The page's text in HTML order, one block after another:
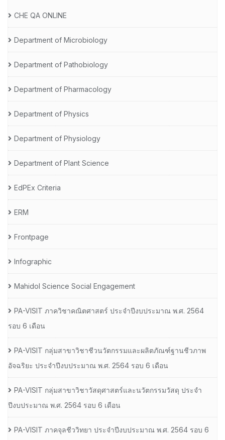
CHE QA ONLINE
Department of Microbiology
Department of Pathobiology
Department of Pharmacology
Department of Physics
Department of Physiology
Department of Plant Science
EdPEx Criteria
ERM
Frontpage
Infographic
Mahidol Science Social Engagement
PA-VISIT ภาควิชาคณิตศาสตร์ ประจำปีงบประมาณ พ.ศ. 2564
รอบ 6 เดือน
PA-VISIT กลุ่มสาขาวิชาชีวนวัตกรรมและผลิตภัณฑ์ฐานชีวภาพ
อัจฉริยะ ประจำปีงบประมาณ พ.ศ. 2564 รอบ 6 เดือน
PA-VISIT กลุ่มสาขาวิชาวัสดุศาสตร์และนวัตกรรมวัสดุ ประจำ
ปีงบประมาณ พ.ศ. 2564 รอบ 6 เดือน
PA-VISIT ภาคจุลชีววิทยา ประจำปีงบประมาณ พ.ศ. 2564 รอบ 6